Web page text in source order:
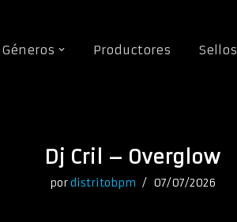
Géneros Productores Sellos
Dj Cril – Overglow
pordistritobpm 07/07/2026